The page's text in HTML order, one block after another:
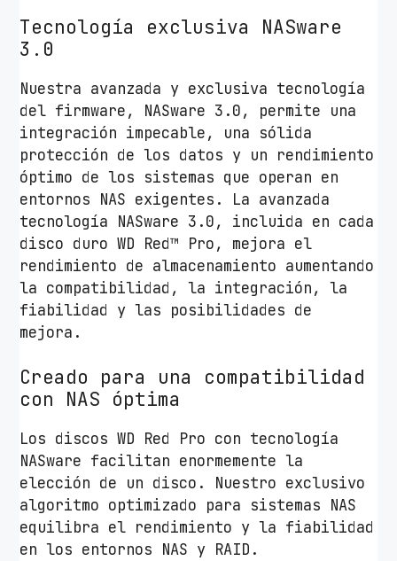
6
M
c
a
n
t
i
d
a
d
Tecnología exclusiva NASware
3.0
Nuestra avanzada y exclusiva tecnología
del firmware, NASware 3.0, permite una
integración impecable, una sólida
protección de los datos y un rendimiento
óptimo de los sistemas que operan en
entornos NAS exigentes. La avanzada
tecnología NASware 3.0, incluida en cada
disco duro WD Red™ Pro, mejora el
rendimiento de almacenamiento aumentando
la compatibilidad, la integración, la
fiabilidad y las posibilidades de
mejora.
Creado para una compatibilidad
con NAS óptima
Los discos WD Red Pro con tecnología
NASware facilitan enormemente la
elección de un disco. Nuestro exclusivo
algoritmo optimizado para sistemas NAS
equilibra el rendimiento y la fiabilidad
en los entornos NAS y RAID.